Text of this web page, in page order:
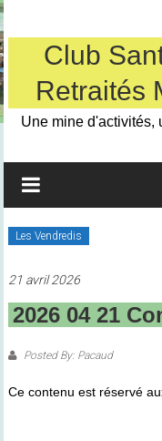
Skip
to
contentClub
Retraités
Une mine d'activités,
Les Vendredis
21 avril 2026
2026 04 21
Posted By: Pacaud
Ce contenu est réservé